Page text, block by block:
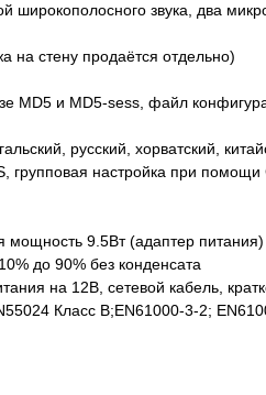
широкополосного звука, два
на стену продаётся отдельно)
MD5 и MD5-sess, файл
русский, хорватский,
настройка при
9.5Вт (адаптер
до 90% без конденсата
на 12В, сетевой кабель,
Класс B;EN61000-3-2;